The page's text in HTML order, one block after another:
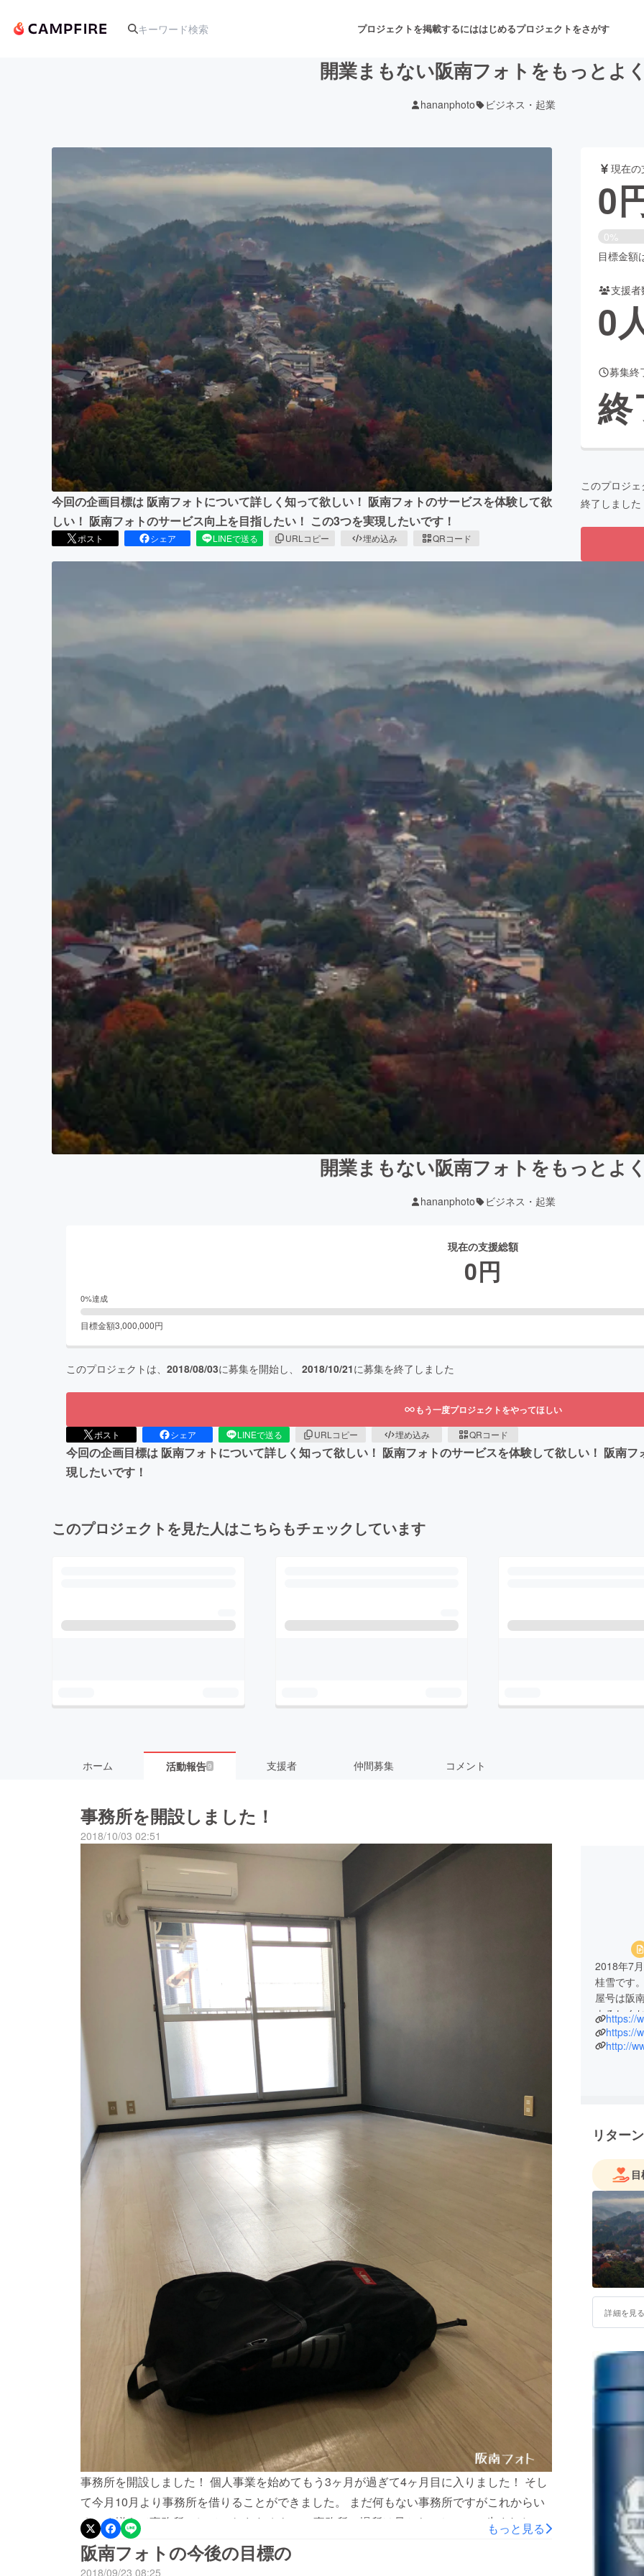
プロジェクトを掲載するにははじめるプロジェクトをさがす
アート・写真 音楽 舞台・パフォーマンス
テクノロジー・ガジェット ゲーム・サービス開発
映像・映画 書籍・雑誌出版
ビジネス・起業 チャレンジ ビューティー・ヘルスケ
まちづくり・地域活性化
CAMPFIRE for Social GoodCAMPFIRE Creation
CAMPFIREふるさと納税
machi-ya
開業まもない阪南フォトをもっとよ
hananphoto ビジネス・起業
今回の企画目標は 阪南フォトについて詳しく知って欲しい！ 阪南フォトのサービスを体験して欲
しい！ 阪南フォトのサービス向上を目指したい！ この3つを実現したいです！
ポスト シェア LINEで送る URLコピー 埋め込み QRコード
現在
0
0%
目標金額
支援者
0
募集終
終
このプロジ
終了しました
開業まもない阪南フォトをもっとよ
hananphoto ビジネス・起業
現在の支援総額
0円
0%達成
目標金額3,000,000円
このプロジェクトは、 2018/08/03に募集を開始し、 2018/10/21に募集を終了しました
もう一度プロジェクトをやってほしい
ポスト シェア LINEで送る URLコピー 埋め込み QRコード
今回の企画目標は 阪南フォトについて詳しく知って欲しい！ 阪南フォトのサービスを体験して欲しい！ 阪南
現したいです！
このプロジェクトを見た人はこちらもチェックしています
ホーム 活動報告9 支援者 仲間募集 コメント
事務所を開設しました！
2018/10/03 02:51
事務所を開設しました！ 個人事業を始めてもう3ヶ月が過ぎて4ヶ月目に入りました！ そし
て今月10月より事務所を借りることができました。 まだ何もない事務所ですがこれからい
ろいろ揃えて事務所にしていきます さらに、事務所の場所は母からのちにここ生まれた地
区だと言われ驚きました 生まれは東淀川区 育ちは阪南市(一時東大阪や貝塚市にいました)
2018年7月 阪南市で開業 そして生まれた地区に 2018年10月に事務所を賃貸 という面白い
もっと見る
阪南フォトの今後の目標の
2018/09/23 08:25
2018年7
桂雪です
屋号は阪
よろしく
WEBサイ
1..現在製
https://
https://
http://
リター
詳細を見